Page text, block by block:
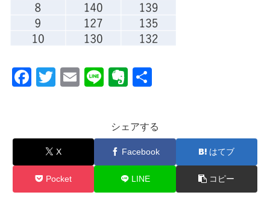
F
e
o
o
T
er
E
Li
E
n
ot
e
シェアする
X Facebook はてブ
Pocket LINE コピー